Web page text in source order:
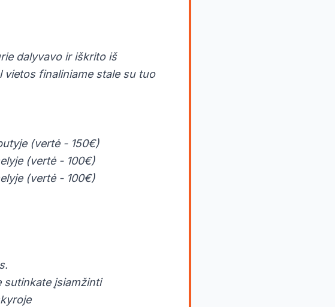
dalyvavo ir iškrito iš
finaliniame stale su tuo
(vertė - 150€)
(vertė - 100€)
(vertė - 100€)
sutinkate įsiamžinti